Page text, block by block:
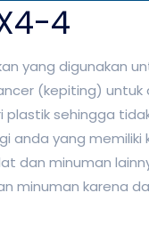
4
yang digunakan
(kepiting) untuk
plastik sehingga
anda yang
dan minuman
minuman karena